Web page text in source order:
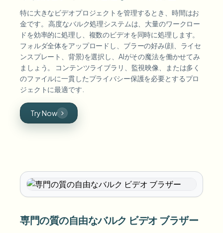
特に大きなビデオプロジェクトを管理するとき、時間はお
金です。 高度なバルク処理システムは、大量のワークロー
ドを効率的に処理し、複数のビデオを同時に処理します。
フォルダ全体をアップロードし、ブラーの好み(顔、ライセ
ンスプレート、背景)を選択し、AIがその魔法を働かせてみ
ましょう。 コンテンツライブラリ、監視映像、または多く
のファイルに一貫したプライバシー保護を必要とするプロ
ジェクトに最適です.
Try Now
専門の質の自由なバルク ビデオ ブラザー